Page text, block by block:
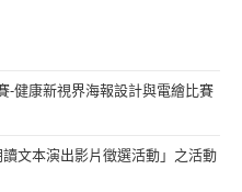
-健康新視界海報設計與電繪比賽
文本演出影片徵選活動」之活動